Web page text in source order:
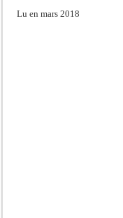
Lu en mars 2018